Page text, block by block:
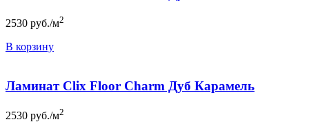
2530 руб./м2
В корзину
Ламинат Clix Floor Charm Дуб Карамель
2530 руб./м2